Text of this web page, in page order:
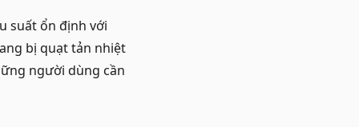
suất ổn định với
bị quạt tản nhiệt
người dùng cần